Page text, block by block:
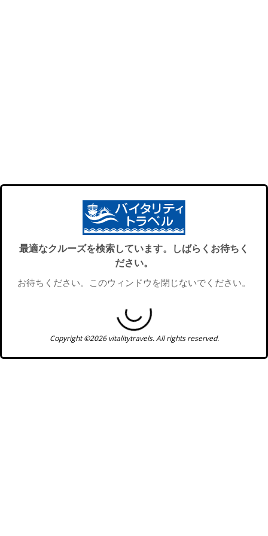
最適なクルーズを検索しています。しばらくお待ちく
ださい。
お待ちください。このウィンドウを閉じないでください。
Copyright ©2026 vitalitytravels. All rights reserved.